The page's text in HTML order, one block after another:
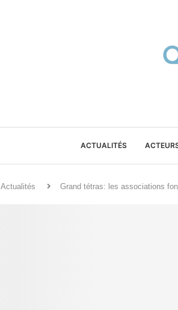
ACTUALITÉS
Actualités Grand tétras: les associations